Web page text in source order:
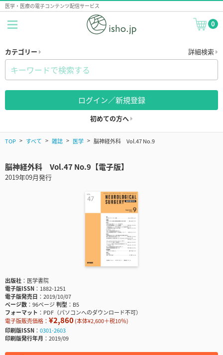
医学・医療の電子コンテンツ配信サービス
0
カテゴリー 詳細検索
ログイン／新規登録
初めての方へ
TOP すべて 雑誌 医学 脳神経外科 Vol.47 No.9
脳神経外科 Vol.47 No.9【電子版】
2019年09月発行
出版社
医学書院
電子版ISSN
1882-1251
電子版発売日
2019/10/07
ページ数
96ページ判型
B5
フォーマット
PDF（パソコンへのダウンロード不可）
電子版販売価格： ¥2,860(本体¥2,600＋税10％)
印刷版ISSN
0301-2603
印刷版発行年月
2019/09